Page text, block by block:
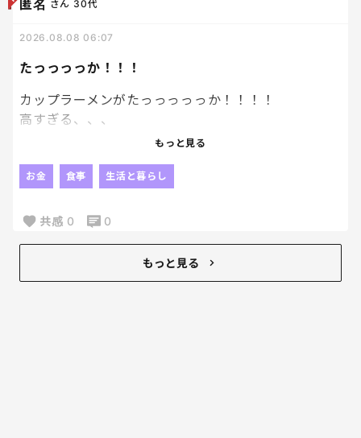
たっっっっか！！！
匿名 さん 30代
2026.08.08 06:07
カップラーメンがたっっっっっか！！！！
高すぎる、、、
んだけど。笑
もっと見る
お金 食事 生活と暮らし
共感 0 0
もっと見る